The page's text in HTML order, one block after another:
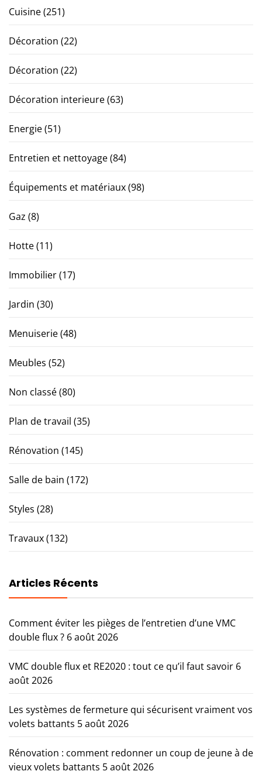
Cuisine(251)
Décoration (22)
Décoration (22)
Décoration interieure(63)
Energie(51)
Entretien et nettoyage(84)
Équipements et matériaux(98)
Gaz (8)
Hotte(11)
Immobilier(17)
Jardin (30)
Menuiserie(48)
Meubles (52)
Non classé(80)
Plan de travail (35)
Rénovation (145)
Salle de bain (172)
Styles (28)
Travaux(132)
Articles Récents
Comment éviter les pièges de l’entretien d’une VMC
double flux ? 6 août 2026
VMC double flux et RE2020 : tout ce qu’il faut savoir 6
août 2026
Les systèmes de fermeture qui sécurisent vraiment vos
volets battants 5 août 2026
Rénovation : comment redonner un coup de jeune à de
vieux volets battants 5 août 2026